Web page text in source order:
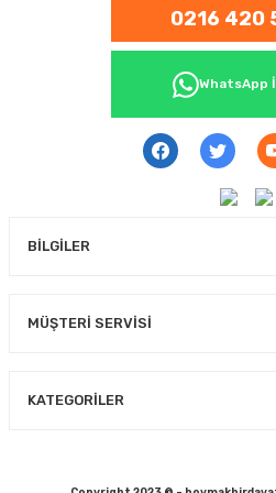
0216 420
WhatsApp
BİLGİLER
MÜŞTERİ SERVİSİ
KATEGORİLER